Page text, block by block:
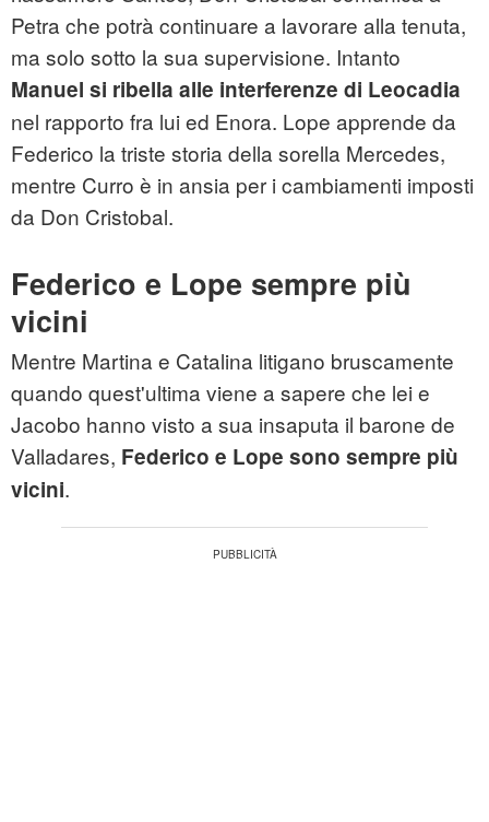
Petra che potrà continuare a lavorare alla tenuta,
ma solo sotto la sua supervisione. Intanto
Manuel si ribella alle interferenze di Leocadia
nel rapporto fra lui ed Enora. Lope apprende da
Federico la triste storia della sorella Mercedes,
mentre Curro è in ansia per i cambiamenti imposti
da Don Cristobal.
Federico e Lope sempre più
vicini
Mentre Martina e Catalina litigano bruscamente
quando quest'ultima viene a sapere che lei e
Jacobo hanno visto a sua insaputa il barone de
Valladares, Federico e Lope sono sempre più
vicini.